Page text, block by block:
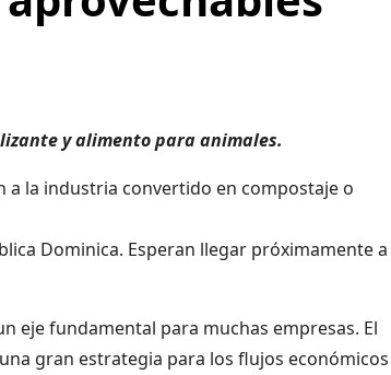
y alimento para animales.
a la industria convertido en compostaje o
Dominica. Esperan llegar próximamente a
eje fundamental para muchas empresas. El
gran estrategia para los flujos